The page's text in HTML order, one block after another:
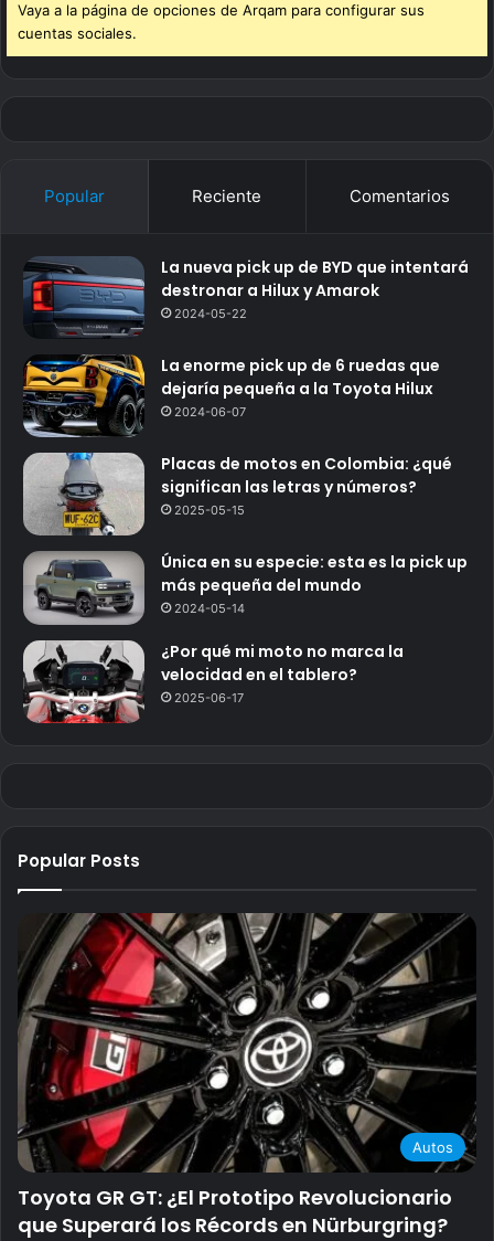
Vaya a la página de opciones de Arqam para configurar sus
cuentas sociales.
Popular Reciente Comentarios
La nueva pick up de BYD que intentará
destronar a Hilux y Amarok
2024-05-22
La enorme pick up de 6 ruedas que
dejaría pequeña a la Toyota Hilux
2024-06-07
Placas de motos en Colombia: ¿qué
significan las letras y números?
2025-05-15
Única en su especie: esta es la pick up
más pequeña del mundo
2024-05-14
¿Por qué mi moto no marca la
velocidad en el tablero?
2025-06-17
Popular Posts
Autos
Toyota GR GT: ¿El Prototipo Revolucionario
que Superará los Récords en Nürburgring?